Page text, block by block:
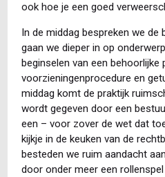
ook hoe je een goed
In de middag bespreken we de
gaan we dieper in op
beginselen van een
voorzieningenprocedure en
middag komt de praktijk
wordt gegeven door een
een – voor zover de wet dat
kijkje in de keuken van de
besteden we ruim aandacht
door onder meer een